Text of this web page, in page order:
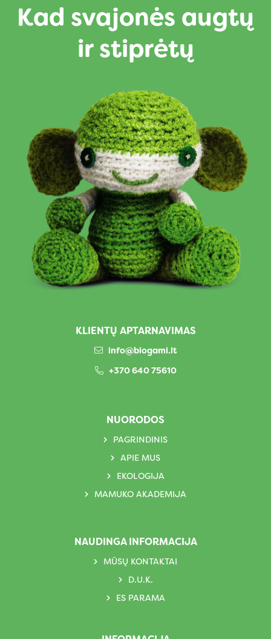
Kad svajonės augtų
ir stiprėtų
KLIENTŲ APTARNAVIMAS
info@biogami.lt
+370 640 75610
NUORODOS
PAGRINDINIS
APIE MUS
EKOLOGIJA
MAMUKO AKADEMIJA
NAUDINGA INFORMACIJA
MŪSŲ KONTAKTAI
D.U.K.
ES PARAMA